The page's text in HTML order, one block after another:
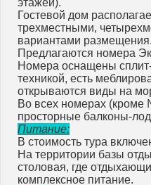
этажей).
Гостевой дом
трехместными,
вариантами размещения.
Предлагаются номера
Номера оснащены
техникой, есть
открываются виды на
Во всех номерах (кроме
просторные балконы-
Питание:
В стоимость тура
На территории базы
столовая, где
комплексное питание.